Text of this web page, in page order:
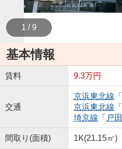
1 / 9
基本情報
賃料 9.3万円
交通
京浜東北線 「
京浜東北線 「
埼京線 「 戸田
間取り(面積) 1K(21.15㎡)